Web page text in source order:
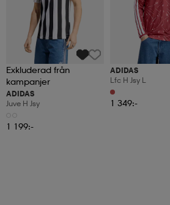
Exkluderad från
kampanjer
ADIDAS
Juve H Jsy
1 199:-
ADIDAS
Lfc H Jsy L
1 349:-